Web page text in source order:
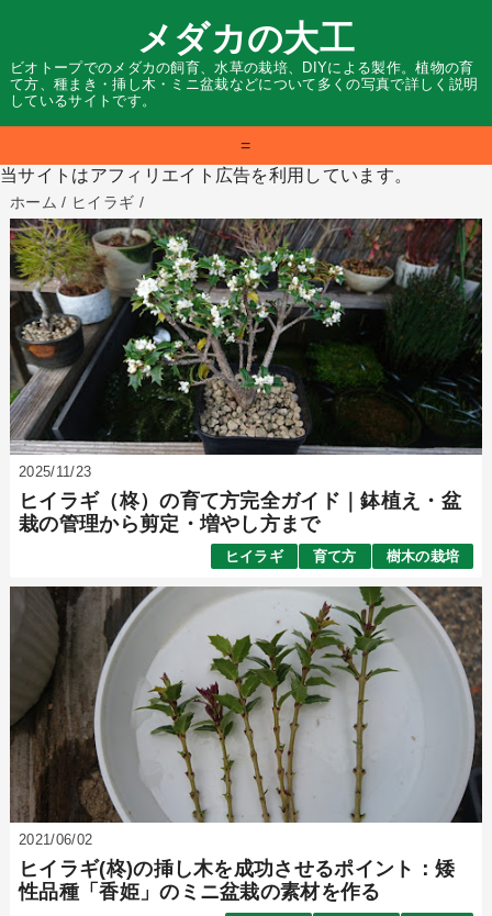
メダカの大工
ビオトープでのメダカの飼育、水草の栽培、DIYによる製作。植物の育
て方、種まき・挿し木・ミニ盆栽などについて多くの写真で詳しく説明
しているサイトです。
=
当サイトはアフィリエイト広告を利用しています。
ホーム / ヒイラギ /
2025/11/23
ヒイラギ（柊）の育て方完全ガイド｜鉢植え・盆
栽の管理から剪定・増やし方まで
ヒイラギ 育て方 樹木の栽培
2021/06/02
ヒイラギ(柊)の挿し木を成功させるポイント：矮
性品種「香姫」のミニ盆栽の素材を作る